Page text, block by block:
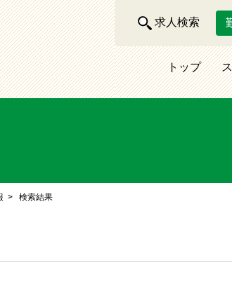
求人検索
トップ
検索結果